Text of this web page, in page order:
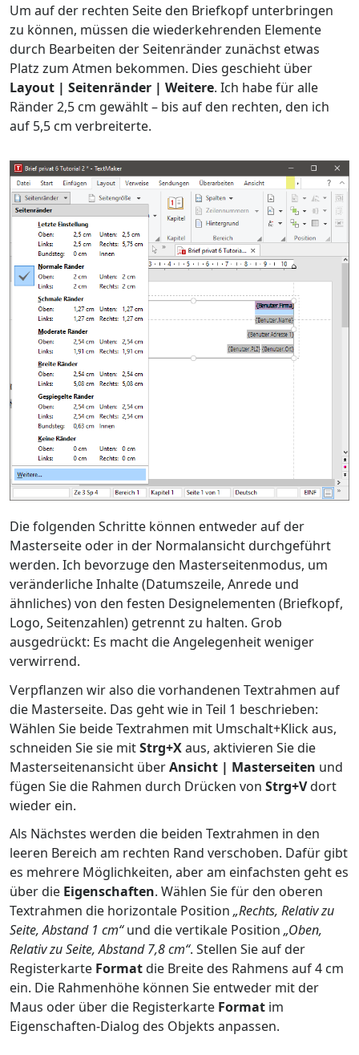
Um auf der rechten Seite den Briefkopf unterbringen
zu können, müssen die wiederkehrenden Elemente
durch Bearbeiten der Seitenränder zunächst etwas
Platz zum Atmen bekommen. Dies geschieht über
Layout | Seitenränder | Weitere. Ich habe für alle
Ränder 2,5 cm gewählt – bis auf den rechten, den ich
auf 5,5 cm verbreiterte.
Die folgenden Schritte können entweder auf der
Masterseite oder in der Normalansicht durchgeführt
werden. Ich bevorzuge den Masterseitenmodus, um
veränderliche Inhalte (Datumszeile, Anrede und
ähnliches) von den festen Designelementen (Briefkopf,
Logo, Seitenzahlen) getrennt zu halten. Grob
ausgedrückt: Es macht die Angelegenheit weniger
verwirrend.
Verpflanzen wir also die vorhandenen Textrahmen auf
die Masterseite. Das geht wie in Teil 1 beschrieben:
Wählen Sie beide Textrahmen mit Umschalt+Klick aus,
schneiden Sie sie mitStrg+Xaus, aktivieren Sie die
Masterseitenansicht überAnsicht | Masterseiten und
fügen Sie die Rahmen durch Drücken von Strg+Vdort
wieder ein.
Als Nächstes werden die beiden Textrahmen in den
leeren Bereich am rechten Rand verschoben. Dafür gibt
es mehrere Möglichkeiten, aber am einfachsten geht es
über die Eigenschaften. Wählen Sie für den oberen
Textrahmen die horizontale Position „Rechts, Relativ zu
Seite, Abstand 1 cm“und die vertikale Position „Oben,
Relativ zu Seite, Abstand 7,8 cm“. Stellen Sie auf der
Registerkarte Formatdie Breite des Rahmens auf 4 cm
ein. Die Rahmenhöhe können Sie entweder mit der
Maus oder über die Registerkarte Format im
Eigenschaften-Dialog des Objekts anpassen.